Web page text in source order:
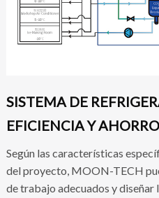
SISTEMA DE
EFICIENCIA Y
Según las características
del proyecto, MOON-TECH
de trabajo adecuados y diseñar